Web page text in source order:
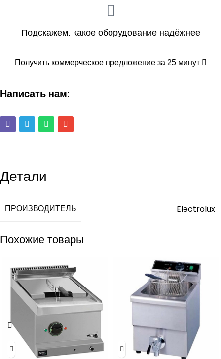
Подскажем, какое оборудование надёжнее
Получить коммерческое предложение за 25 минут
Написать нам:
Детали
ПРОИЗВОДИТЕЛЬ Electrolux
Похожие товары